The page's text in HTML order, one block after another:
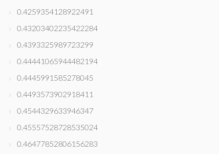
0.4259354128922491
0.43203402235422284
0.4393325989723299
0.44441065944482194
0.4445991585278045
0.4493573902918411
0.4544329633946347
0.45557528728535024
0.46477852806156283